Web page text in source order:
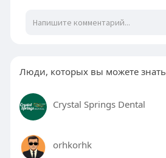
Люди, которых вы можете знать
Crystal Springs Dental
orhkorhk